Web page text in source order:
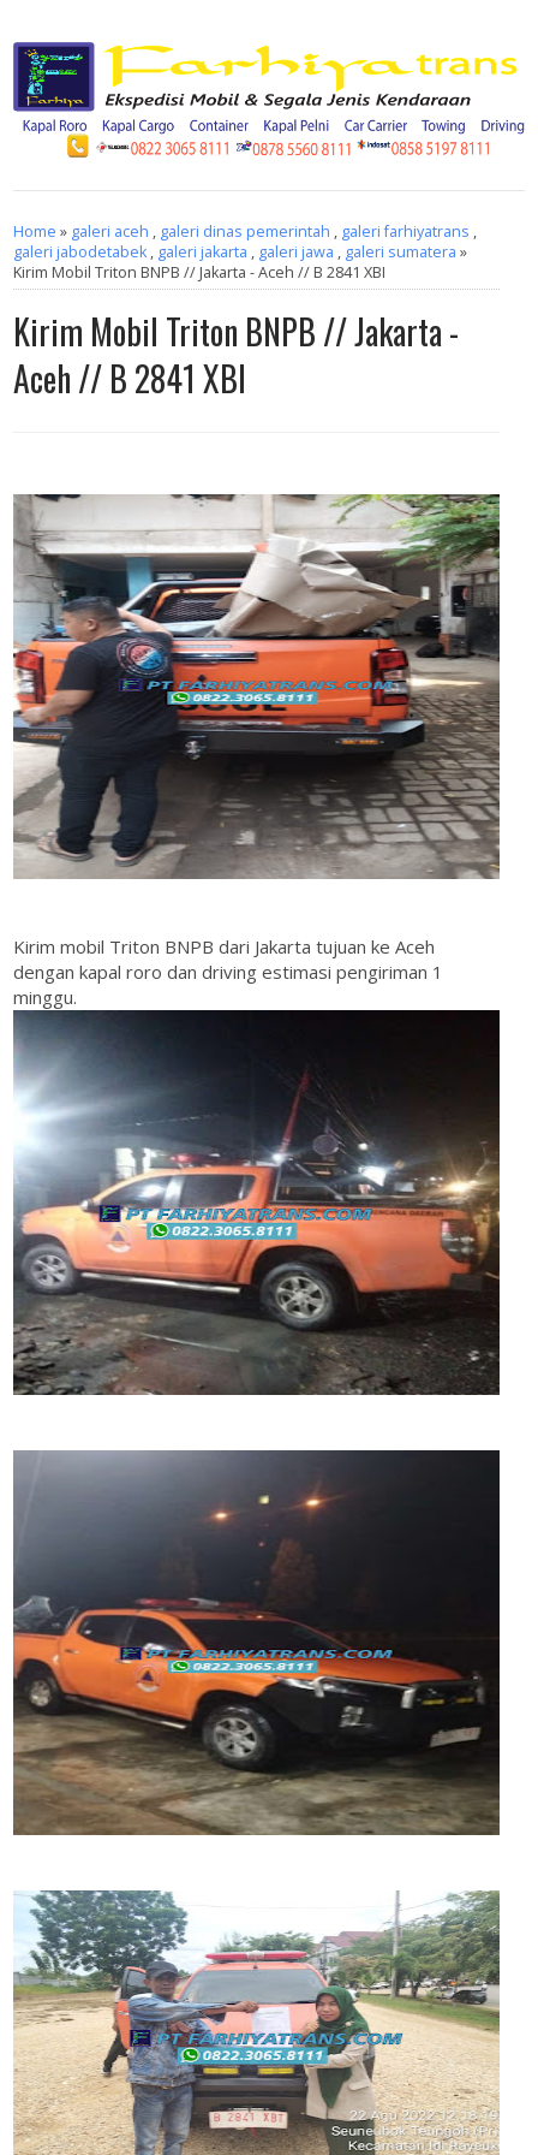
Home » galeri aceh , galeri dinas pemerintah , galeri farhiyatrans ,
galeri jabodetabek, galeri jakarta , galeri jawa , galeri sumatera »
Kirim Mobil Triton BNPB // Jakarta - Aceh // B 2841 XBI
Kirim Mobil Triton BNPB // Jakarta -
Aceh // B 2841 XBI
Kirim mobil Triton BNPB dari Jakarta tujuan ke Aceh
dengan kapal roro dan driving estimasi pengiriman 1
minggu.